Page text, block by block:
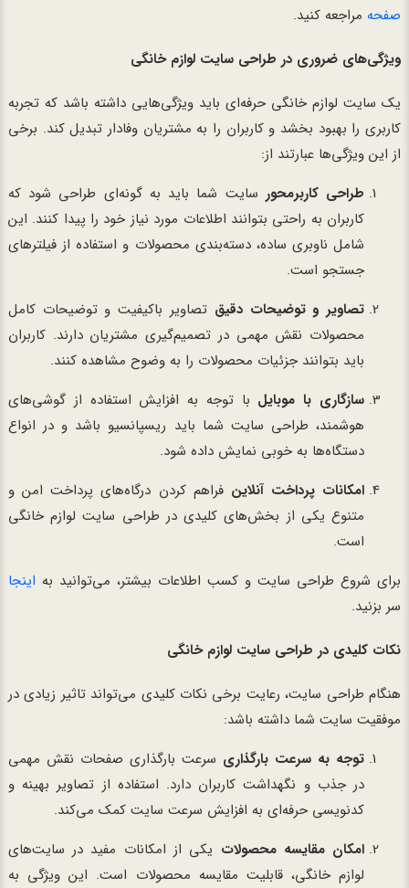
صفحهمراجعه کنید.
ویژگی‌های ضروری در طراحی سایت لوازم خانگی
یک سایت لوازم خانگی حرفه‌ای باید ویژگی‌هایی داشته باشد که تجربه
کاربری را بهبود بخشد و کاربران را به مشتریان وفادار تبدیل کند. برخی
از این ویژگی‌ها عبارتند از:
طراحی کاربرمحور سایت شما باید به گونه‌ای طراحی شود که
کاربران به راحتی بتوانند اطلاعات مورد نیاز خود را پیدا کنند. این
شامل ناوبری ساده، دسته‌بندی محصولات و استفاده از فیلترهای
جستجو است.
تصاویر و توضیحات دقیق تصاویر باکیفیت و توضیحات کامل
محصولات نقش مهمی در تصمیم‌گیری مشتریان دارند. کاربران
باید بتوانند جزئیات محصولات را به وضوح مشاهده کنند.
سازگاری با موبایل با توجه به افزایش استفاده از گوشی‌های
هوشمند، طراحی سایت شما باید ریسپانسیو باشد و در انواع
دستگاه‌ها به خوبی نمایش داده شود.
امکانات پرداخت آنلاین فراهم کردن درگاه‌های پرداخت امن و
متنوع یکی از بخش‌های کلیدی در طراحی سایت لوازم خانگی
است.
برای شروع طراحی سایت و کسب اطلاعات بیشتر، می‌توانید به اینجا
سر بزنید.
نکات کلیدی در طراحی سایت لوازم خانگی
هنگام طراحی سایت، رعایت برخی نکات کلیدی می‌تواند تاثیر زیادی در
موفقیت سایت شما داشته باشد:
توجه به سرعت بارگذاری سرعت بارگذاری صفحات نقش مهمی
در جذب و نگهداشت کاربران دارد. استفاده از تصاویر بهینه و
کدنویسی حرفه‌ای به افزایش سرعت سایت کمک می‌کند.
امکان مقایسه محصولات یکی از امکانات مفید در سایت‌های
لوازم خانگی، قابلیت مقایسه محصولات است. این ویژگی به